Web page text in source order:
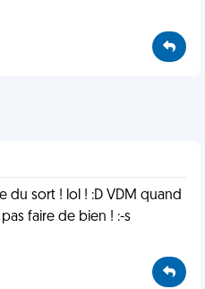
du sort ! lol ! :D VDM quand
faire de bien ! :-s